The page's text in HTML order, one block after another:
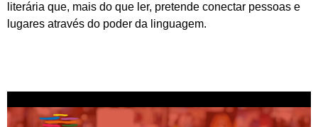
literária que, mais do que ler, pretende conectar pessoas e
lugares através do poder da linguagem.